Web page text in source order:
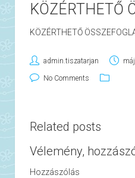
KÖZÉRTHETŐ
KÖZÉRTHETŐ
admin.tiszatarjan
No Comments
Related posts
Vélemény,
Hozzászólás